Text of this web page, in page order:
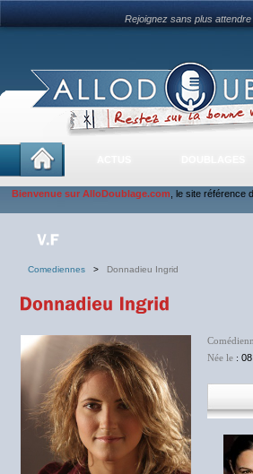
Rejoignez sans plus
Bienvenue sur AlloDoublage.com , le site référence
Comediennes > Donnadieu Ingrid
Née le :